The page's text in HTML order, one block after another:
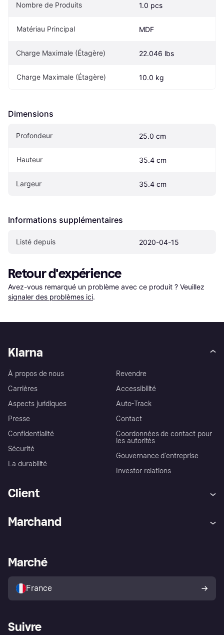
Nombre de Produits 1.0 pcs
Matériau Principal MDF
Charge Maximale (Étagère) 22.046 lbs
Charge Maximale (Étagère) 10.0 kg
Dimensions
Profondeur 25.0 cm
Hauteur 35.4 cm
Largeur 35.4 cm
Informations supplémentaires
Listé depuis 2020-04-15
Retour d'expérience
Avez-vous remarqué un problème avec ce produit ? Veuillez
signaler des problèmes ici.
Klarna
À propos de nous
Carrières
Aspects juridiques
Presse
Confidentialité
Sécurité
La durabilité
Revendre
Accessibilité
Auto-Track
Contact
Coordonnées de contact pour
les autorités
Gouvernance d’entreprise
Investor relations
Client
Explorez les magasins
Politique de protection de
l’acheteur Klarna
Marchand
Portail Marchand
Marché
France
Suivre